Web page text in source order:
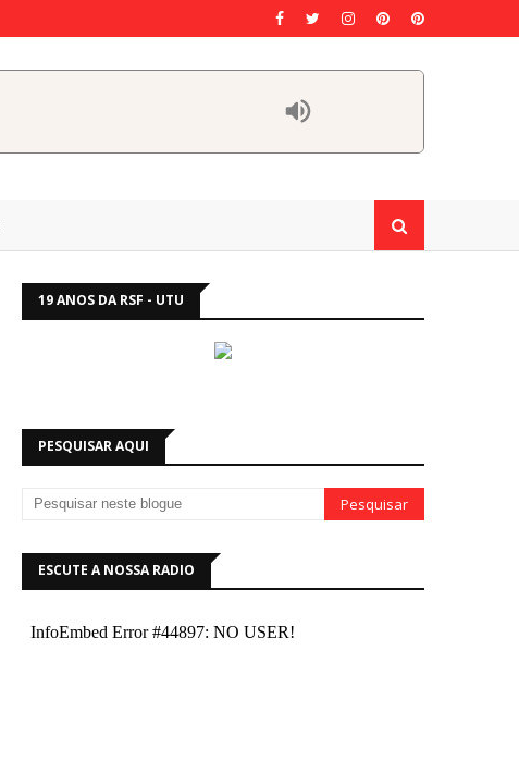
19 ANOS DA RSF - UTU
PESQUISAR AQUI
ESCUTE A NOSSA RADIO